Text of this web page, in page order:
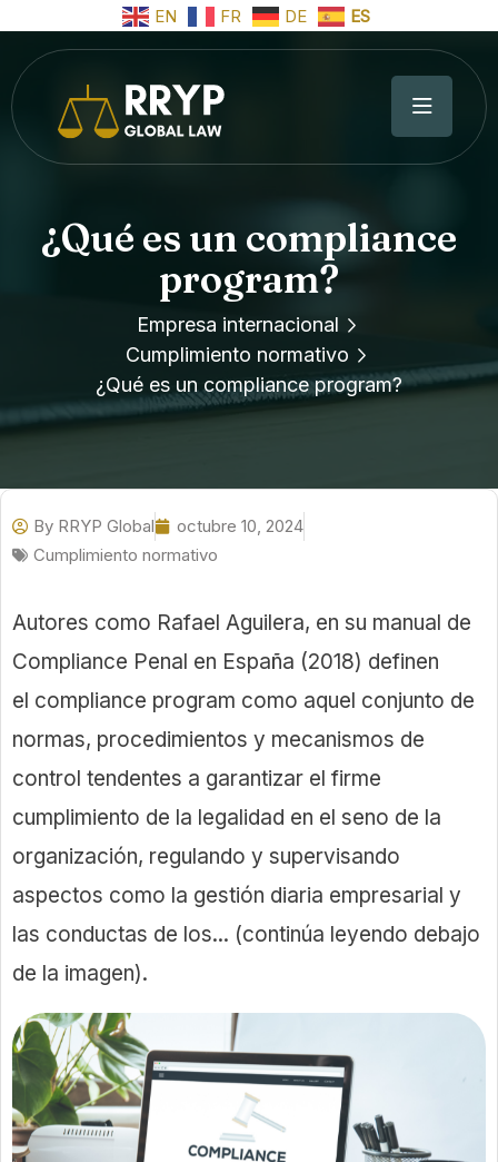
EN FR DE ES
¿Qué es un compliance
program?
Empresa internacional
Cumplimiento normativo
¿Qué es un compliance program?
By RRYP Global
octubre 10, 2024
Cumplimiento normativo
Autores como Rafael Aguilera, en su manual de
Compliance Penal en España (2018) definen
el compliance program como aquel conjunto de
normas, procedimientos y mecanismos de
control tendentes a garantizar el firme
cumplimiento de la legalidad en el seno de la
organización, regulando y supervisando
aspectos como la gestión diaria empresarial y
las conductas de los... (continúa leyendo debajo
de la imagen).